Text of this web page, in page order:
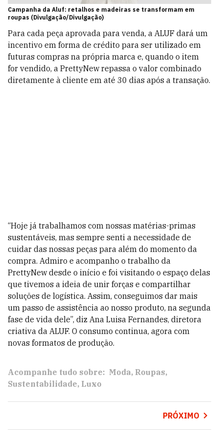
Campanha da Aluf: retalhos e madeiras se transformam em
roupas (Divulgação/Divulgação)
Para cada peça aprovada para venda, a ALUF dará um
incentivo em forma de crédito para ser utilizado em
futuras compras na própria marca e, quando o item
for vendido, a PrettyNew repassa o valor combinado
diretamente à cliente em até 30 dias após a transação.
“Hoje já trabalhamos com nossas matérias-primas
sustentáveis, mas sempre senti a necessidade de
cuidar das nossas peças para além do momento da
compra. Admiro e acompanho o trabalho da
PrettyNew desde o início e foi visitando o espaço delas
que tivemos a ideia de unir forças e compartilhar
soluções de logística. Assim, conseguimos dar mais
um passo de assistência ao nosso produto, na segunda
fase de vida dele”, diz Ana Luisa Fernandes, diretora
criativa da ALUF. O consumo continua, agora com
novas formatos de produção.
Acompanhe tudo sobre: Moda Roupas
Sustentabilidade Luxo
PRÓXIMO